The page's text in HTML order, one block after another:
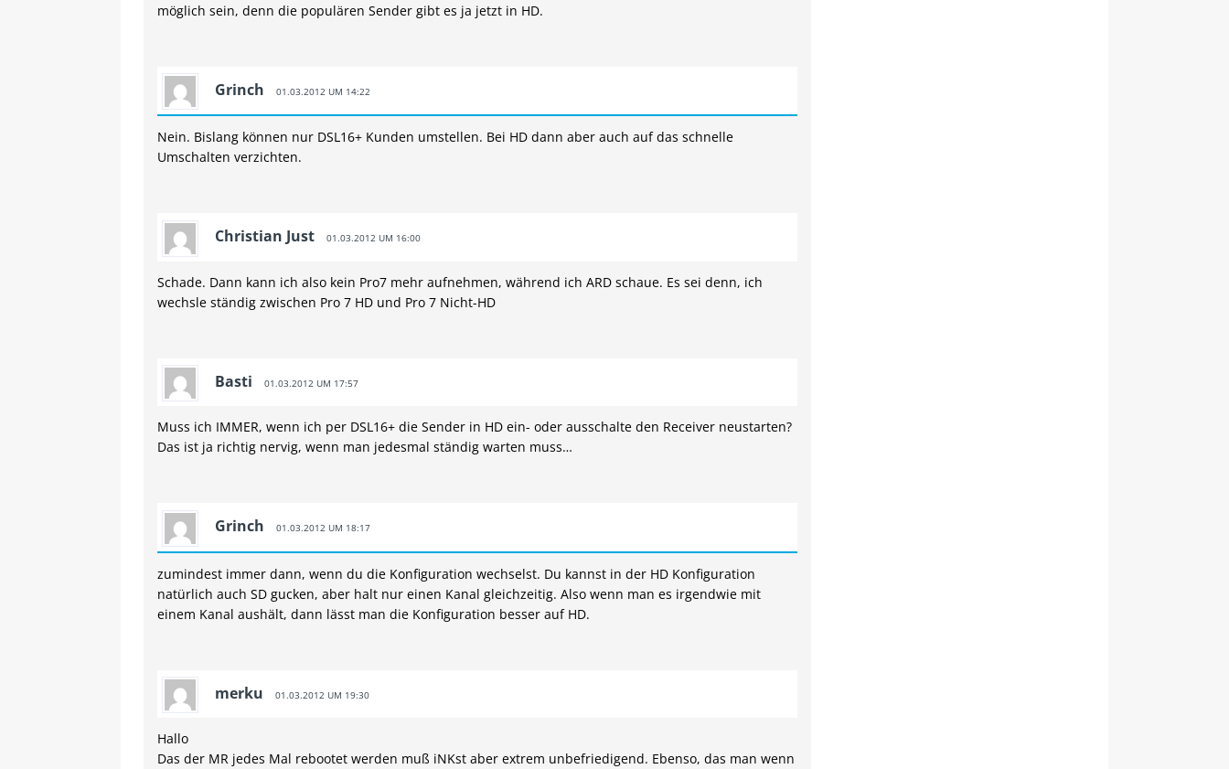
möglich sein, denn die populären Sender gibt es ja jetzt in HD.
Grinch 01.03.2012 UM 14:22
Nein. Bislang können nur DSL16+ Kunden umstellen. Bei HD dann aber auch auf das schnelle
Umschalten verzichten.
Christian Just 01.03.2012 UM 16:00
Schade. Dann kann ich also kein Pro7 mehr aufnehmen, während ich ARD schaue. Es sei denn, ich
wechsle ständig zwischen Pro 7 HD und Pro 7 Nicht-HD
Basti 01.03.2012 UM 17:57
Muss ich IMMER, wenn ich per DSL16+ die Sender in HD ein- oder ausschalte den Receiver neustarten?
Das ist ja richtig nervig, wenn man jedesmal ständig warten muss…
Grinch 01.03.2012 UM 18:17
zumindest immer dann, wenn du die Konfiguration wechselst. Du kannst in der HD Konfiguration
natürlich auch SD gucken, aber halt nur einen Kanal gleichzeitig. Also wenn man es irgendwie mit
einem Kanal aushält, dann lässt man die Konfiguration besser auf HD.
merku 01.03.2012 UM 19:30
Hallo
Das der MR jedes Mal rebootet werden muß iNKst aber extrem unbefriedigend. Ebenso, das man wenn